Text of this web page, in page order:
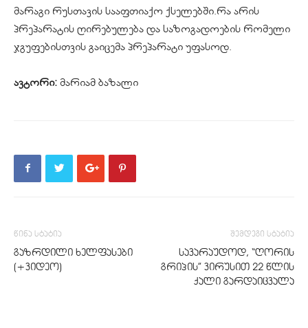
მარაგი რუსთავის სააფთიაქო ქსელებში.რა არის
პრეპარატის ღირებულება და საზოგადოების რომელი
ჯგუფებისთვის გაიცემა პრეპარატი უფასოდ.
ავტორი: მარიამ ბაზალი
წინა სტატია
გაზრდილი ხელფასები
(+ვიდეო)
შემდეგი სტატია
სა­ვა­რა­უ­დოდ, “ღო­რის
გრი­პის” ვირუ­სით 22 წლის
ქალი გარდაიცვალა